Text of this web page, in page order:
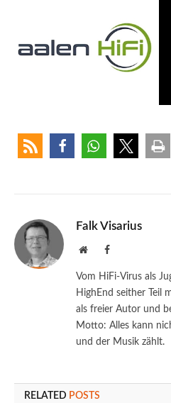
Falk Visarius
WebsiteFacebook
Vom HiFi-Virus als
HighEnd seither Teil
als freier Autor und
Motto: Alles kann
und der Musik zählt.
RELATED POSTS